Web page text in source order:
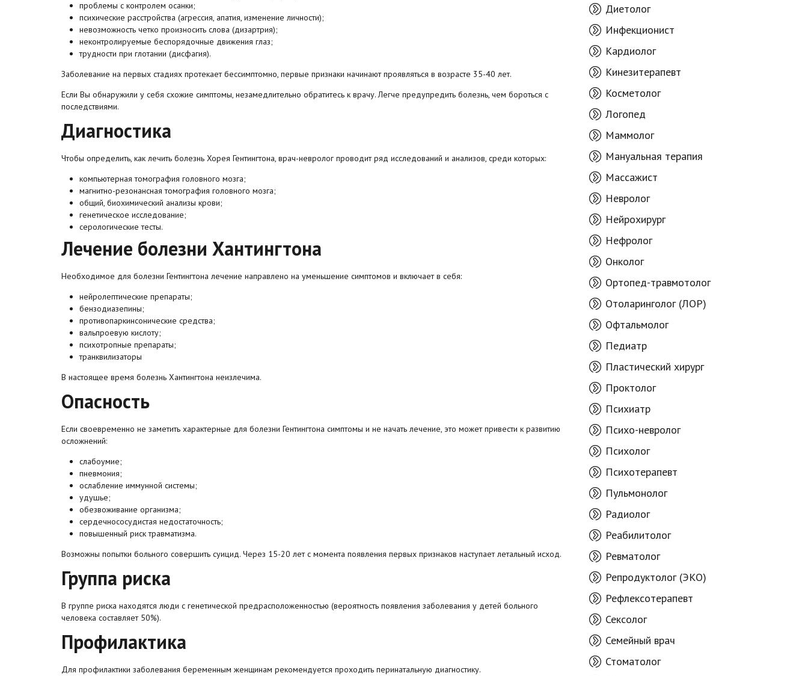
проблемы с контролем осанки;
психические расстройства (агрессия, апатия, изменение личности);
невозможность четко произносить слова (дизартрия);
неконтролируемые беспорядочные движения глаз;
трудности при глотании (дисфагия).
Заболевание на первых стадиях протекает бессимптомно, первые признаки начинают проявляться в возрасте 35-40 лет.
Если Вы обнаружили у себя схожие симптомы, незамедлительно обратитесь к врачу. Легче предупредить болезнь, чем бороться с
последствиями.
Диагностика
Чтобы определить, как лечить болезнь Хорея Гентингтона, врач-невролог проводит ряд исследований и анализов, среди которых:
компьютерная томография головного мозга;
магнитно-резонансная томография головного мозга;
общий, биохимический анализы крови;
генетическое исследование;
серологические тесты.
Лечение болезни Хантингтона
Необходимое для болезни Гентингтона лечение направлено на уменьшение симптомов и включает в себя:
нейролептические препараты;
бензодиазепины;
противопаркинсонические средства;
вальпроевую кислоту;
психотропные препараты;
транквилизаторы
В настоящее время болезнь Хантингтона неизлечима.
Опасность
Если своевременно не заметить характерные для болезни Гентингтона симптомы и не начать лечение, это может привести к развитию
осложнений:
слабоумие;
пневмония;
ослабление иммунной системы;
удушье;
обезвоживание организма;
сердечнососудистая недостаточность;
повышенный риск травматизма.
Возможны попытки больного совершить суицид. Через 15-20 лет с момента появления первых признаков наступает летальный исход.
Группа риска
В группе риска находятся люди с генетической предрасположенностью (вероятность появления заболевания у детей больного
человека составляет 50%).
Профилактика
Для профилактики заболевания беременным женщинам рекомендуется проходить перинатальную диагностику.
Диетолог
Инфекционист
Кардиолог
Кинезитерапевт
Косметолог
Логопед
Маммолог
Мануальная терапия
Массажист
Невролог
Нейрохирург
Нефролог
Онколог
Ортопед-травмотолог
Отоларинголог (ЛОР)
Офтальмолог
Педиатр
Пластический хирург
Проктолог
Психиатр
Психо-невролог
Психолог
Психотерапевт
Пульмонолог
Радиолог
Реабилитолог
Ревматолог
Репродуктолог (ЭКО)
Рефлексотерапевт
Сексолог
Семейный врач
Стоматолог